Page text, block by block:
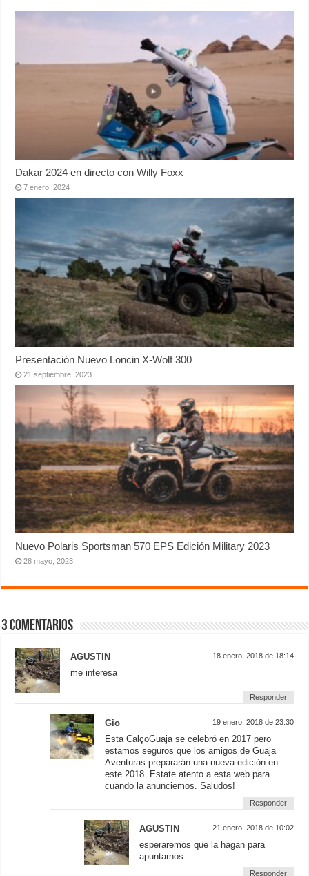
Dakar 2024 en directo con Willy Foxx
7 enero, 2024
Presentación Nuevo Loncin X-Wolf 300
21 septiembre, 2023
Nuevo Polaris Sportsman 570 EPS Edición Military 2023
28 mayo, 2023
3 comentarios
AGUSTIN 18 enero, 2018 de 18:14
me interesa
Responder
Gio 19 enero, 2018 de 23:30
Esta CalçoGuaja se celebró en 2017 pero
estamos seguros que los amigos de Guaja
Aventuras prepararán una nueva edición en
este 2018. Estate atento a esta web para
cuando la anunciemos. Saludos!
Responder
AGUSTIN 21 enero, 2018 de 10:02
esperaremos que la hagan para
apuntarnos
Responder